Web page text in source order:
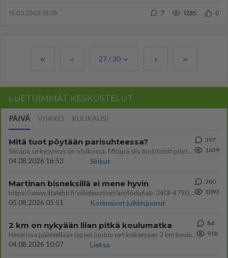
15.03.2008 18:29 7 1285 0
27 /30
LUETUIMMAT KESKUSTELUT
PÄIVÄ VIIKKO KUUKAUSI
Mitä tuot pöytään parisuhteessa?
Siinäpä se kysymys on otsikossa. Mitäpä siis tuot/toisit pöytään parisuhteessa? Oletko mies vai nainen? Koetko sen mitä
04.08.2026 16:53
Sinkut
397
1639
Martinan bisneksillä ei mene hyvin
https://www.iltalehti.fi/viihdeuutiset/a/c46da6ab-340f-4790-aaa7-0865eed2336 Yrityksen konkurssihakemus on tullut kärä
05.08.2026 05:51
Kotimaiset julkkisjuorut
280
1093
2 km on nykyään liian pitkä koulumatka
Hesarissa päivitellään lapset joutuu nyt kulkemaan 2 km kouluun jösses. Ruostefillarilla tuo matka menee vaikka miten äk
04.08.2026 10:07
Lieksa
84
918